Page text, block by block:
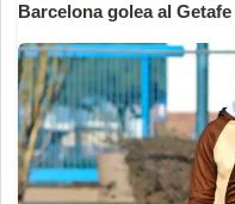
Barcelona golea al